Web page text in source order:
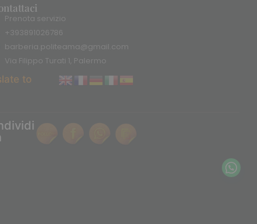
Prenota servizio
+393891026786
barberia.politeama@gmail.com
Via Filippo Turati 1, Palermo
to